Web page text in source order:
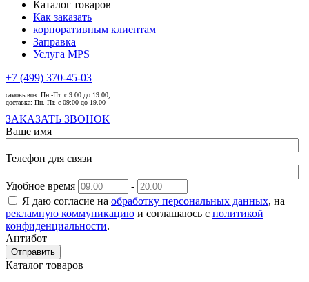
Каталог товаров
Как заказать
корпоративным клиентам
Заправка
Услуга MPS
+7 (499) 370-45-03
самовывоз: Пн.-Пт. с 9:00 до 19:00,
доставка: Пн.-Пт. с 09:00 до 19.00
ЗАКАЗАТЬ ЗВОНОК
Ваше имя
Телефон для связи
Удобное время
-
Я даю согласие на обработку персональных данных, на
рекламную коммуникацию и соглашаюсь с политикой
конфиденциальности.
Антибот
Отправить
Каталог товаров